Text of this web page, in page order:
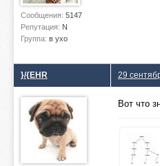
Сообщения: 5147
Репутация: N
Группа: в ухо
}/{EHR 29
Вот что